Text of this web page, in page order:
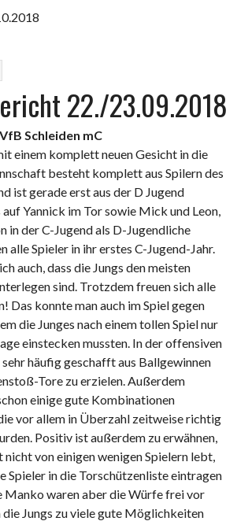
22./23.09.2018
Schleiden mC
einem komplett neuen Gesicht in die
besteht komplett aus Spilern des
ist gerade erst aus der D Jugend
Yannick im Tor sowie Mick und Leon,
in der C-Jugend als D-Jugendliche
alle Spieler in ihr erstes C-Jugend-Jahr.
auch, dass die Jungs den meisten
sind. Trotzdem freuen sich alle
Das konnte man auch im Spiel gegen
die Junges nach einem tollen Spiel nur
einstecken mussten. In der offensiven
häufig geschafft aus Ballgewinnen
Tore zu erzielen. Außerdem
einige gute Kombinationen
vor allem in Überzahl zeitweise richtig
Positiv ist außerdem zu erwähnen,
von einigen wenigen Spielern lebt,
Spieler in die Torschützenliste eintragen
Manko waren aber die Würfe frei vor
die Jungs zu viele gute Möglichkeiten